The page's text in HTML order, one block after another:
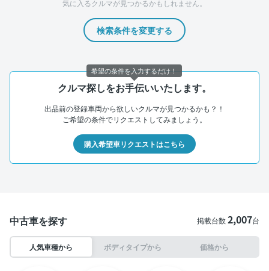
気に入るクルマが見つかるかもしれません。
検索条件を変更する
クルマ探しをお手伝いいたします。
出品前の登録車両から欲しいクルマが見つかるかも？！
ご希望の条件でリクエストしてみましょう。
購入希望車リクエストはこちら
中古車を探す 掲載台数2,007台
人気車種から ボディタイプから 価格から
希望の条件を入力するだけ！